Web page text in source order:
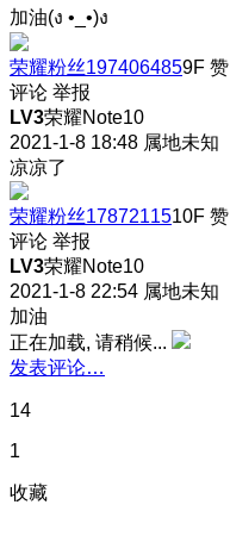
加油(ง •_•)ง
荣耀粉丝1974064859F 赞
评论 举报
LV3荣耀Note10
2021-1-8 18:48 属地未知
凉凉了
荣耀粉丝1787211510F 赞
评论 举报
LV3荣耀Note10
2021-1-8 22:54 属地未知
加油
正在加载, 请稍候...
发表评论…
14
1
收藏